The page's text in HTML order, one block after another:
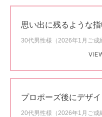
思い出に残るような
30代男性様（2026年1月ご成
プロポーズ後にデザ
20代男性様（2026年1月ご成